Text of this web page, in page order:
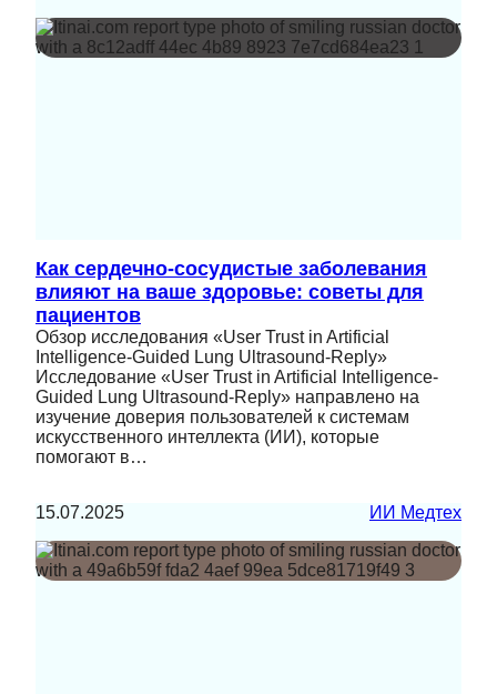
Как сердечно-сосудистые заболевания
влияют на ваше здоровье: советы для
пациентов
Обзор исследования «User Trust in Artificial
Intelligence-Guided Lung Ultrasound-Reply»
Исследование «User Trust in Artificial Intelligence-
Guided Lung Ultrasound-Reply» направлено на
изучение доверия пользователей к системам
искусственного интеллекта (ИИ), которые
помогают в…
15.07.2025 ИИ Медтех